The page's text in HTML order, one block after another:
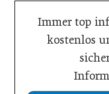
Immer top
kostenlos